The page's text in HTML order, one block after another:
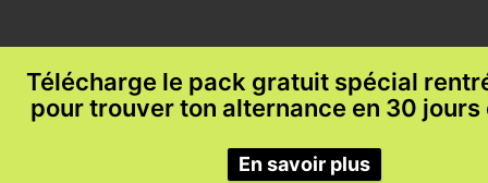
Télécharge le pack gratuit spécial
pour trouver ton alternance en 30 jours
En savoir plus